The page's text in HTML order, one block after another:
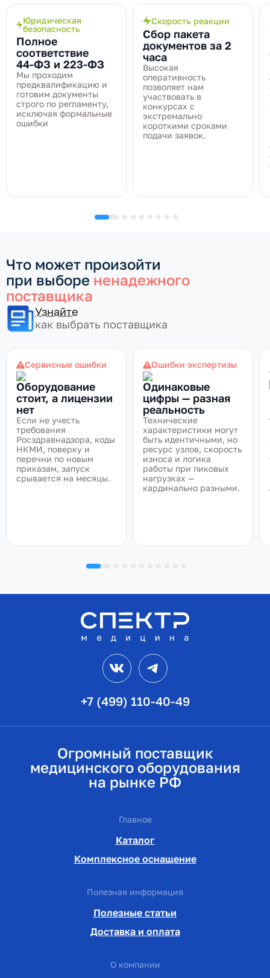
Юридическая
безопасность
Полное
соответствие
44‑ФЗ и 223‑ФЗ
Мы проходим
предквалификацию и
готовим документы
строго по регламенту,
исключая формальные
ошибки
Скорость реакции
Сбор пакета
документов за 2
часа
Высокая
оперативность
позволяет нам
участвовать в
конкурсах с
экстремально
короткими сроками
подачи заявок.
Что может произойти
при выборе ненадежного
поставщика
Узнайте
как выбрать поставщика
Сервисные ошибки
Оборудование
стоит, а лицензии
нет
Если не учесть
требования
Росздравнадзора, коды
НКМИ, поверку и
перечни по новым
приказам, запуск
срывается на месяцы.
Ошибки экспертизы
Одинаковые
цифры — разная
реальность
Технические
характеристики могут
быть идентичными, но
ресурс узлов, скорость
износа и логика
работы при пиковых
нагрузках —
кардинально разными.
+7 (499) 110-40-49
VK
Огромный поставщик
медицинского оборудования
на рынке РФ
Главное
Каталог
Комплексное оснащение
Полезная информация
Полезные статьи
Доставка и оплата
О компании